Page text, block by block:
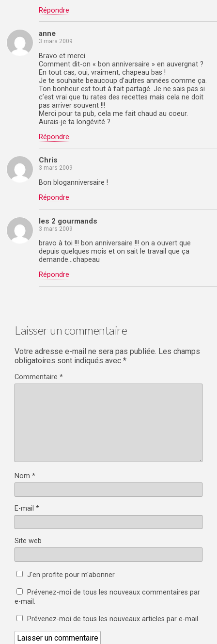
Répondre
anne
3 mars 2009
Bravo et merci
Comment dit-on « bon anniversaire » en auvergnat ?
En tout cas, oui, vraiment, chapeau bas !
Je te souhaite beaucoup d’autres années comme ça.
Ton bonheur est tout à fait partagé. Je ne sais pas si
c’est vrai que tu rates des recettes mais cela ne doit
pas arriver souvent !!!
Merci pour ta pub, cela me fait chaud au coeur.
Aurais-je ta longévité ?
Répondre
Chris
3 mars 2009
Bon bloganniversaire !
Répondre
les 2 gourmands
3 mars 2009
bravo à toi !!! bon anniversaire !!! on a ouvert que
depuis quelques mois et on sait le travail que ça
demande…chapeau
Répondre
Laisser un commentaire
Votre adresse e-mail ne sera pas publiée. Les champs
obligatoires sont indiqués avec *
Commentaire *
Nom *
E-mail *
Site web
J'en profite pour m'abonner
Prévenez-moi de tous les nouveaux commentaires par
e-mail.
Prévenez-moi de tous les nouveaux articles par e-mail.